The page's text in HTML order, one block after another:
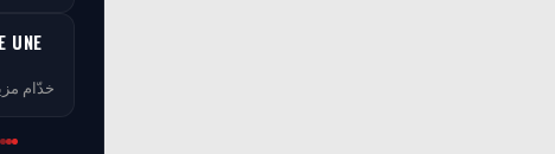
UNE
خدّام